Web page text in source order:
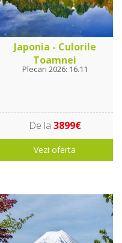
Japonia - Culorile
Toamnei
Plecari 2026: 16.11
De la 3899€
Vezi oferta